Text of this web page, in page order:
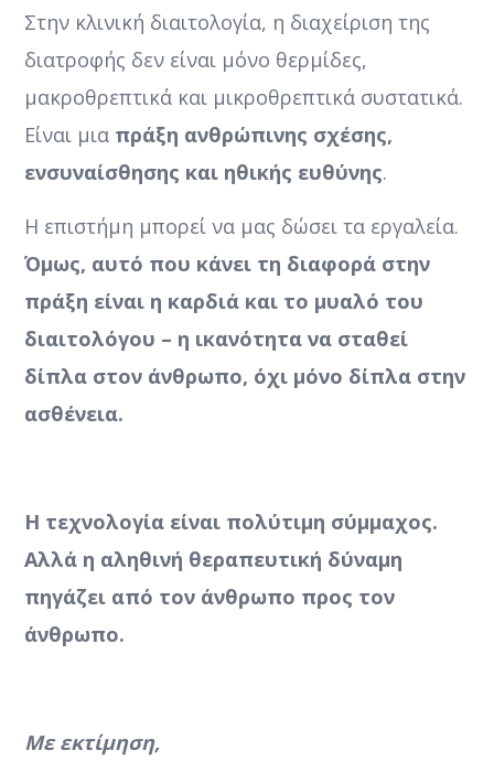
Στην κλινική διαιτολογία, η διαχείριση της
διατροφής δεν είναι μόνο θερμίδες,
μακροθρεπτικά και μικροθρεπτικά συστατικά.
Είναι μια πράξη ανθρώπινης σχέσης,
ενσυναίσθησης και ηθικής ευθύνης.
Η επιστήμη μπορεί να μας δώσει τα εργαλεία.
Όμως, αυτό που κάνει τη διαφορά στην
πράξη είναι η καρδιά και το μυαλό του
διαιτολόγου – η ικανότητα να σταθεί
δίπλα στον άνθρωπο, όχι μόνο δίπλα στην
ασθένεια.
Η τεχνολογία είναι πολύτιμη σύμμαχος.
Αλλά η αληθινή θεραπευτική δύναμη
πηγάζει από τον άνθρωπο προς τον
άνθρωπο.
Με εκτίμηση,